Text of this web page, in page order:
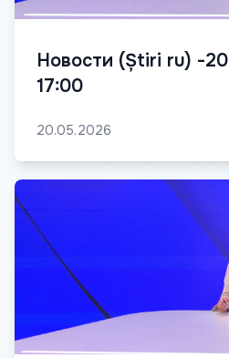
Новости (Știri ru) -
17:00
20.05.2026